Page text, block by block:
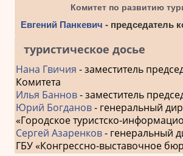
Комитет по развитию
Евгений Панкевич - председатель
туристическое досье
Нана Гвичия - заместитель
Комитета
Илья Баннов- заместитель
Юрий Богданов- генеральный
«Городское туристско-
Сергей Азаренков- генеральный
ГБУ «Конгрессно-выставочное